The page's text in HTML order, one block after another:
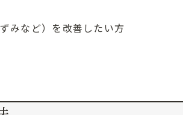
みなど）を改善したい方